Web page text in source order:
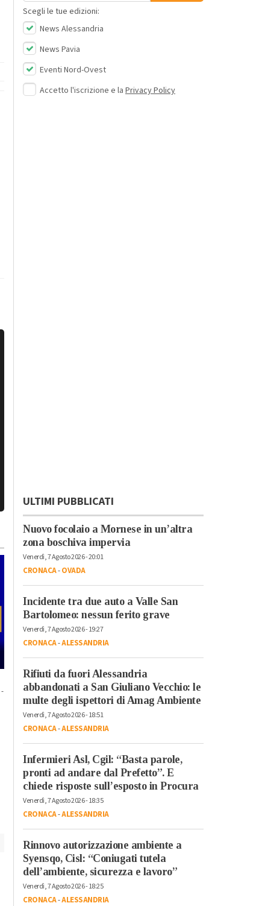
-
Martedì, 28 Luglio 2026 - 10:26
Politica-Provincia di
Alessandria-Valenza
Valenza, si inasprisce
lo scontro sulle
commissioni: due
consiglieri si
dimettono, tensione in
vista del Consiglio
Martedì, 28 Luglio 2026 - 12:03
Politica-Provincia di
Alessandria-
Valenza replica alle
minoranze:
forzatura, non ci
piegheremo a
Scegli le tue edizioni:
News Alessandria
News Pavia
Eventi Nord-Ovest
Accetto l'iscrizione e la Privacy Policy
ULTIMI PUBBLICATI
Nuovo focolaio a Mornese in un’altra
zona boschiva impervia
Venerdì, 7 Agosto 2026 - 20:01
CRONACA-OVADA
Incidente tra due auto a Valle San
Bartolomeo: nessun ferito grave
Venerdì, 7 Agosto 2026 - 19:27
CRONACA-ALESSANDRIA
Rifiuti da fuori Alessandria
abbandonati a San Giuliano Vecchio: le
multe degli ispettori di Amag Ambiente
Venerdì, 7 Agosto 2026 - 18:51
CRONACA-ALESSANDRIA
Infermieri Asl, Cgil: “Basta parole,
pronti ad andare dal Prefetto”. E
chiede risposte sull’esposto in Procura
Venerdì, 7 Agosto 2026 - 18:35
CRONACA-ALESSANDRIA
Rinnovo autorizzazione ambiente a
Syensqo, Cisl: “Coniugati tutela
dell’ambiente, sicurezza e lavoro”
Venerdì, 7 Agosto 2026 - 18:25
CRONACA-ALESSANDRIA